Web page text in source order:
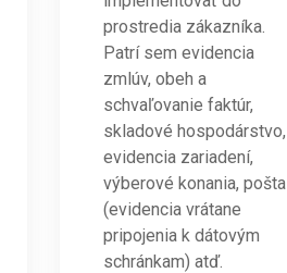
prostredia zákazníka.
Patrí sem evidencia
zmlúv, obeh a
schvaľovanie faktúr,
skladové hospodárstvo,
evidencia zariadení,
výberové konania, pošta
(evidencia vrátane
pripojenia k dátovým
schránkam) atď.